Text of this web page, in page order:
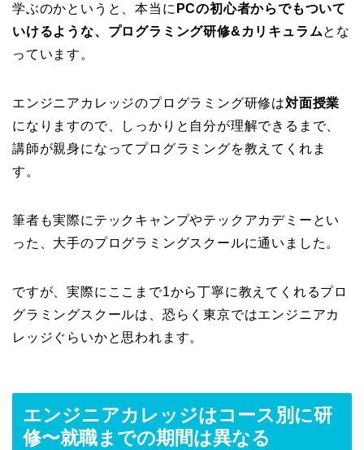
学ぶのかというと、本当に PCの初心者からでもついて
いけるような、プログラミング研修&カリキュラムとな
っています。
エンジニアカレッジのプログラミング研修は対面授業
になりますので、しっかりと自分が理解できるまで、
講師が親身になってプログラミングを教えてくれま
す。
筆者も実際にテックキャンプやテックアカデミーとい
った、大手のプログラミングスクールに通いました。
ですが、実際にここまで1から丁寧に教えてくれるプロ
グラミングスクールは、恐らく東京ではエンジニアカ
レッジぐらいかと思われます。
エンジニアカレッジはコース別に研
修〜就職までの期間は異なる